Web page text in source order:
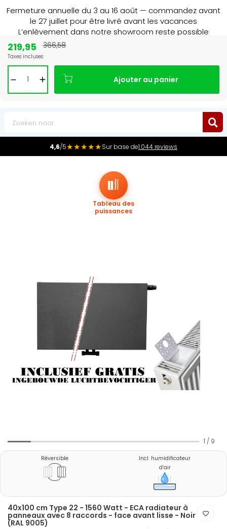
Fermeture annuelle du 3 au 16 août — commandez avant
le 27 juillet pour être livré avant les vacances
L’enlèvement dans notre showroom reste possible
jusqu’au 1er août à 16 h 30.
4,6/5★★★★★Sur base de1.044 reviews
Tableau des
puissances
1 / 9
Réversible
Incl. humidificateur
d’air
40x100 cm Type 22 - 1560 Watt - ECA radiateur à
panneaux avec 8 raccords - face avant lisse - Noir
(RAL 9005)
219,95
Taxes incluses
366,58
Ajouter au panier